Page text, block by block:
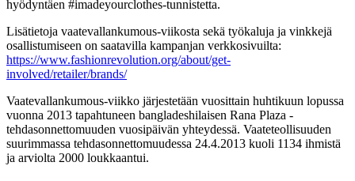
hyödyntäen #imadeyourclothes-tunnistetta.
Lisätietoja vaatevallankumous-viikosta sekä työkaluja ja vinkkejä
osallistumiseen on saatavilla kampanjan verkkosivuilta:
https://www.fashionrevolution.org/about/get-
involved/retailer/brands/
Vaatevallankumous-viikko järjestetään vuosittain huhtikuun lopussa
vuonna 2013 tapahtuneen bangladeshilaisen Rana Plaza -
tehdasonnettomuuden vuosipäivän yhteydessä. Vaateteollisuuden
suurimmassa tehdasonnettomuudessa 24.4.2013 kuoli 1134 ihmistä
ja arviolta 2000 loukkaantui.